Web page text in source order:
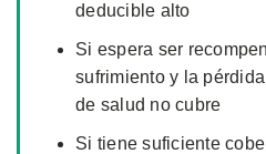
deducible alto
Si espera ser
sufrimiento y la
de salud no cubre
Si tiene suficiente